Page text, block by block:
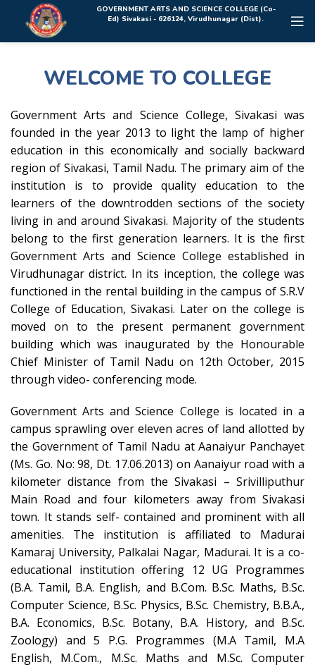
Rolex Replica Uhren DeutschlandGOVERNMENT ARTS AND SCIENCE COLLEGE (Co-
Ed) Sivakasi - 626124, Virudhunagar (Dist).
WELCOME TO COLLEGE
Government Arts and Science College, Sivakasi was
founded in the year 2013 to light the lamp of higher
education in this economically and socially backward
region of Sivakasi, Tamil Nadu. The primary aim of the
institution is to provide quality education to the
learners of the downtrodden sections of the society
living in and around Sivakasi. Majority of the students
belong to the first generation learners. It is the first
Government Arts and Science College established in
Virudhunagar district. In its inception, the college was
functioned in the rental building in the campus of S.R.V
College of Education, Sivakasi. Later on the college is
moved on to the present permanent government
building which was inaugurated by the Honourable
Chief Minister of Tamil Nadu on 12th October, 2015
through video- conferencing mode.
Government Arts and Science College is located in a
campus sprawling over eleven acres of land allotted by
the Government of Tamil Nadu at Aanaiyur Panchayet
(Ms. Go. No: 98, Dt. 17.06.2013) on Aanaiyur road with a
kilometer distance from the Sivakasi – Srivilliputhur
Main Road and four kilometers away from Sivakasi
town. It stands self- contained and prominent with all
amenities. The institution is affiliated to Madurai
Kamaraj University, Palkalai Nagar, Madurai. It is a co-
educational institution offering 12 UG Programmes
(B.A. Tamil, B.A. English, and B.Com. B.Sc. Maths, B.Sc.
Computer Science, B.Sc. Physics, B.Sc. Chemistry, B.B.A.,
B.A. Economics, B.Sc. Botany, B.A. History, and B.Sc.
Zoology) and 5 P.G. Programmes (M.A Tamil, M.A
English, M.Com., M.Sc. Maths and M.Sc. Computer